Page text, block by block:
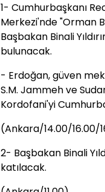
1- Cumhurbaşkanı
Merkezi'nde "Orman
Başbakan Binali
bulunacak.
- Erdoğan, güven
S.M. Jammeh ve
Kordofani'yi
(Ankara/14.00/16.00/
2- Başbakan Binali
katılacak.